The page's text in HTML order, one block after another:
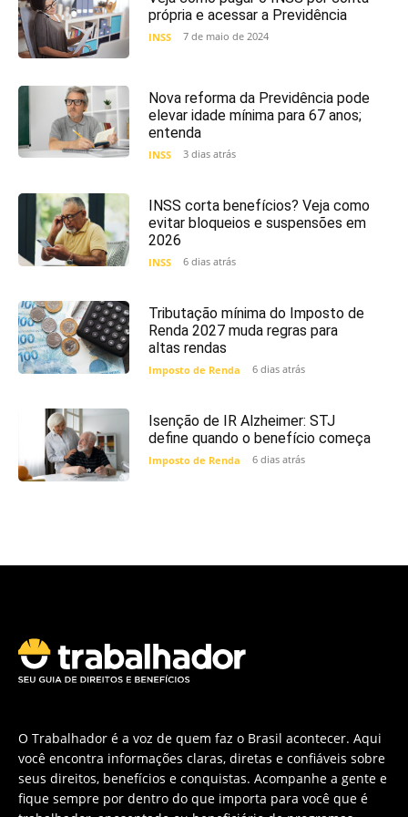
própria e acessar a Previdência
INSS 7 de maio de 2024
Nova reforma da Previdência pode
elevar idade mínima para 67 anos;
entenda
INSS 3 dias atrás
INSS corta benefícios? Veja como
evitar bloqueios e suspensões em
2026
INSS 6 dias atrás
Tributação mínima do Imposto de
Renda 2027 muda regras para
altas rendas
Imposto de Renda 6 dias atrás
Isenção de IR Alzheimer: STJ
define quando o benefício começa
Imposto de Renda 6 dias atrás
O Trabalhador é a voz de quem faz o Brasil acontecer. Aqui
você encontra informações claras, diretas e confiáveis sobre
seus direitos, benefícios e conquistas. Acompanhe a gente e
fique sempre por dentro do que importa para você que é